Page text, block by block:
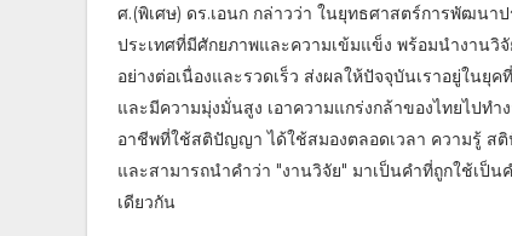
ศ.(พิเศษ) ดร.เอนก กล่าวว่า ในยุทธศาสตร์การพัฒน
ประเทศที่มีศักยภาพและความเข้มแข็ง พร้อมนำงานวิ
อย่างต่อเนื่องและรวดเร็ว ส่งผลให้ปัจจุบันเราอยู่ในยุ
และมีความมุ่งมั่นสูง เอาความแกร่งกล้าของไทยไปท
อาชีพที่ใช้สติปัญญา ได้ใช้สมองตลอดเวลา ความรู้ ส
และสามารถนำคำว่า "งานวิจัย" มาเป็นคำที่ถูกใช้เป็
เดียวกัน